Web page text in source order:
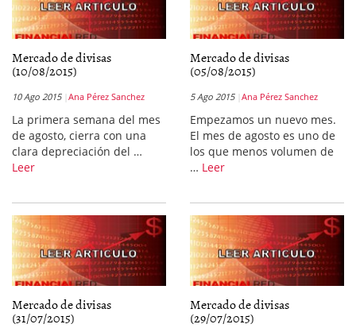
Mercado de divisas
(10/08/2015)
10 Ago 2015 Ana Pérez Sanchez
La primera semana del mes
de agosto, cierra con una
clara depreciación del …
Leer
Mercado de divisas
(05/08/2015)
5 Ago 2015 Ana Pérez Sanchez
Empezamos un nuevo mes.
El mes de agosto es uno de
los que menos volumen de
… Leer
Mercado de divisas
(31/07/2015)
Mercado de divisas
(29/07/2015)